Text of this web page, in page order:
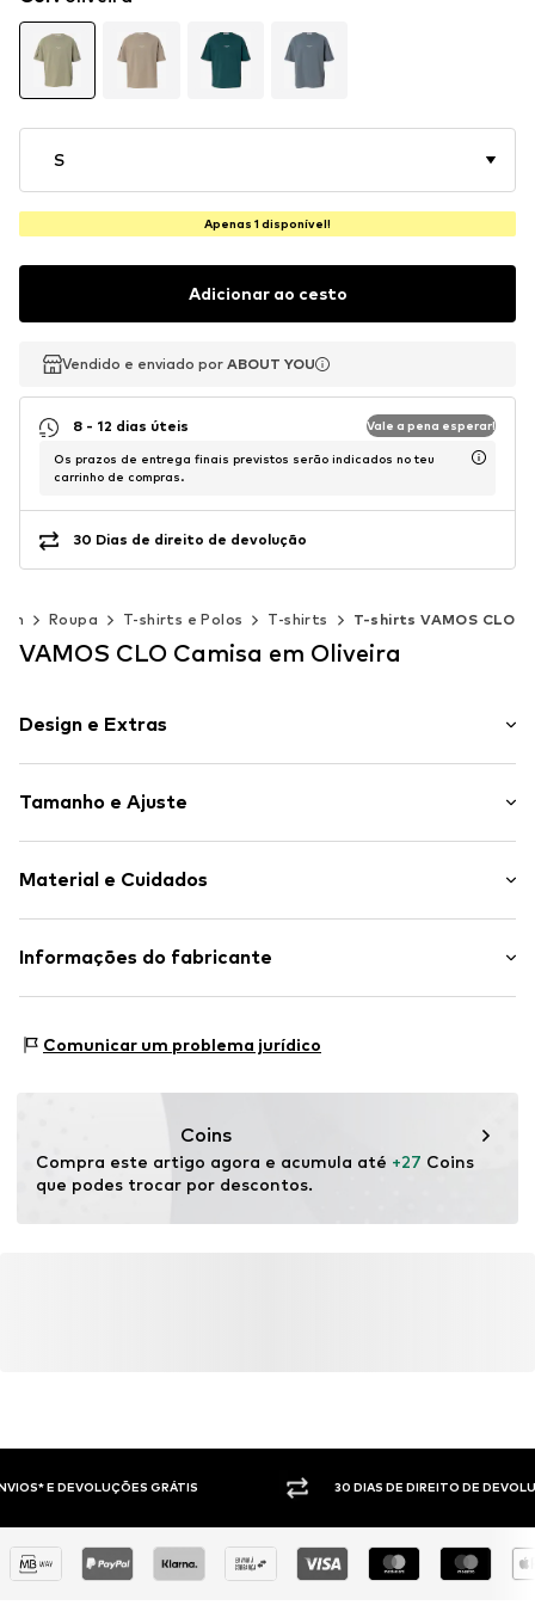
S
Apenas 1 disponível!
Adicionar ao cesto
Vendido e enviado por ABOUT YOU
Vendido e enviado por ABOUT YOU
Vendido e enviado por ABOUT YOU
8 - 12 dias úteis Vale a pena esperar!
Os prazos de entrega finais previstos serão indicados no teu
carrinho de compras.
30 Dias de direito de devolução
Roupa T-shirts e Polos T-shirts T-shirts VAMOS CLO
VAMOS CLO Camisa em Oliveira
Design e Extras
Algodão
Gola redonda
Bainha/borda cosida
Corte solto
Toque suave
VAM3435002000001
Tamanho e Ajuste
Comprimento: Corte comprido
Ajuste: Encaixe largo
Tabela de tamanhos
Material e Cuidados
Material superior: 95% Algodão, 5% Poliéster - PES
Informações do fabricante
89537 Giengen an der Brenz
Comunicar um problema jurídico
Coins
Compra este artigo agora e acumula até +27 Coins
que podes trocar por descontos.
30 DIAS DE DIREITO DE DEVOLUÇÃO